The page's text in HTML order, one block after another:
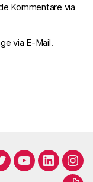
Kommentare via
via E-Mail.
YoutubeLinkedin